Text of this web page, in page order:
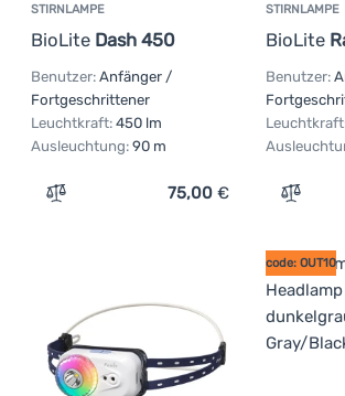
STIRNLAMPE
BioLite Dash 450
Benutzer: Anfänger /
Fortgeschrittener
Leuchtkraft: 450 lm
Ausleuchtung: 90 m
Zum Vergleich 'Stirnlampe BioLite
75,00 €
STIRNLAMPE
BioLite
Benutzer:
Zum
code: OUT10